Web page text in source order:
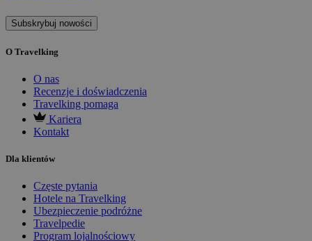
Subskrybuj nowości
O Travelking
O nas
Recenzje i doświadczenia
Travelking pomaga
Kariera
Kontakt
Dla klientów
Częste pytania
Hotele na Travelking
Ubezpieczenie podróżne
Travelpedie
Program lojalnościowy